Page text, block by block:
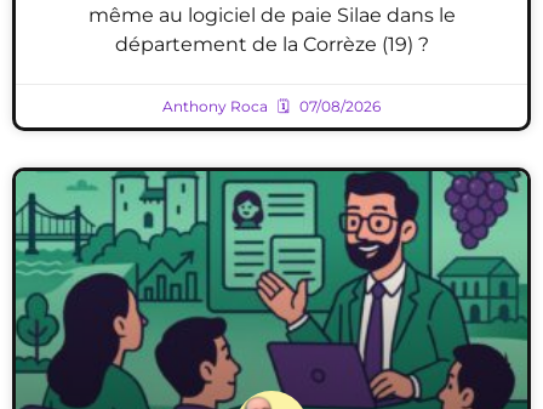
même au logiciel de paie Silae dans le
département de la Corrèze (19) ?
Anthony Roca 07/08/2026